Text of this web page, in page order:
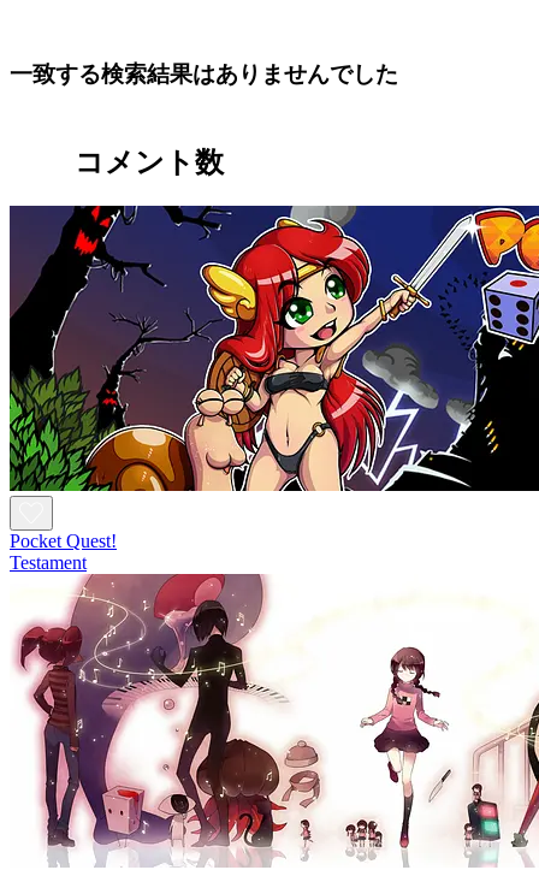
一致する検索結果はありませんでした
コメント数
Pocket Quest!
Testament